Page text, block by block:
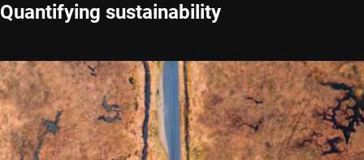
Quantifying sustainability